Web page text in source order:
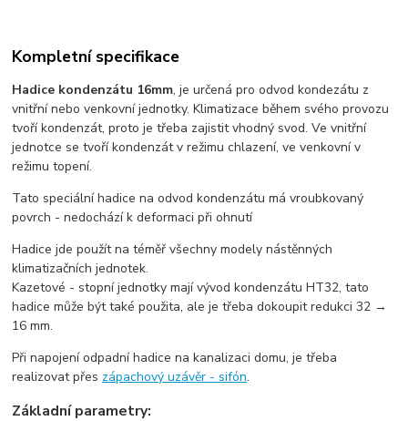
Kompletní specifikace
Hadice kondenzátu 16mm, je určená pro odvod kondezátu z
vnitřní nebo venkovní jednotky. Klimatizace během svého provozu
tvoří kondenzát, proto je třeba zajistit vhodný svod. Ve vnitřní
jednotce se tvoří kondenzát v režimu chlazení, ve venkovní v
režimu topení.
Tato speciální hadice na odvod kondenzátu má vroubkovaný
povrch - nedochází k deformaci při ohnutí
Hadice jde použít na téměř všechny modely nástěnných
klimatizačních jednotek.
Kazetové - stopní jednotky mají vývod kondenzátu HT32, tato
hadice může být také použita, ale je třeba dokoupit redukci 32 →
16 mm.
Při napojení odpadní hadice na kanalizaci domu, je třeba
realizovat přes zápachový uzávěr - sifón.
Základní parametry: